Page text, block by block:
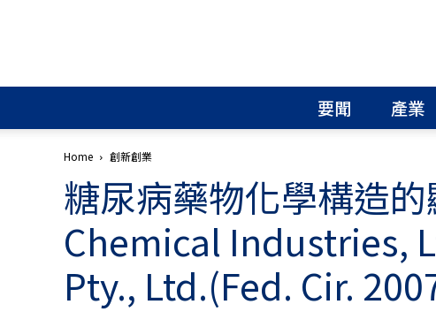
權
│
申
請
│
商
標
請
要聞 產業
Home 創新創業
糖尿病藥物化學構造
Chemical Industries,
Pty., Ltd.(Fed. Cir.